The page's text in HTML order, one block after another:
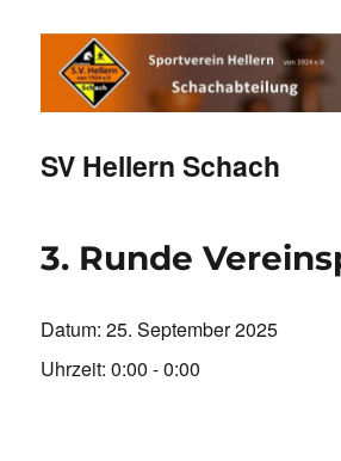
SV Hellern Schach
3. Runde
Datum:25. September 2025
Uhrzeit:0:00 - 0:00